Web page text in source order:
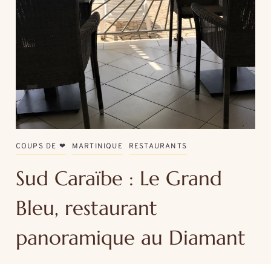
COUPS DE ❤ MARTINIQUE RESTAURANTS
Sud Caraïbe : Le Grand
Bleu, restaurant
panoramique au Diamant